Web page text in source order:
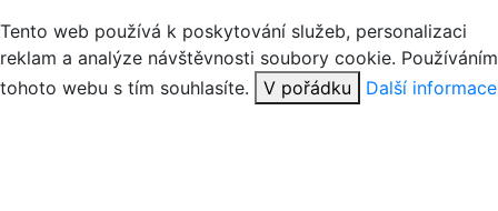
Tento web používá k poskytování služeb, personalizaci
reklam a analýze návštěvnosti soubory cookie. Používáním
tohoto webu s tím souhlasíte.
V pořádku Další informace